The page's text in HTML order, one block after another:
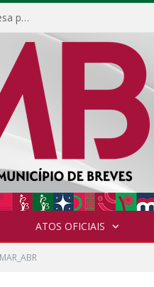
DISPENSA DE LICITAÇÃO Nº 003/2026 ( Contratação de empresa para fornecimento de gêneros alimentícios não perecíveis, materiais de expediente, descartáveis, copa e cozinha, para análise e posterior publicação.)
ATOS OFICIAIS